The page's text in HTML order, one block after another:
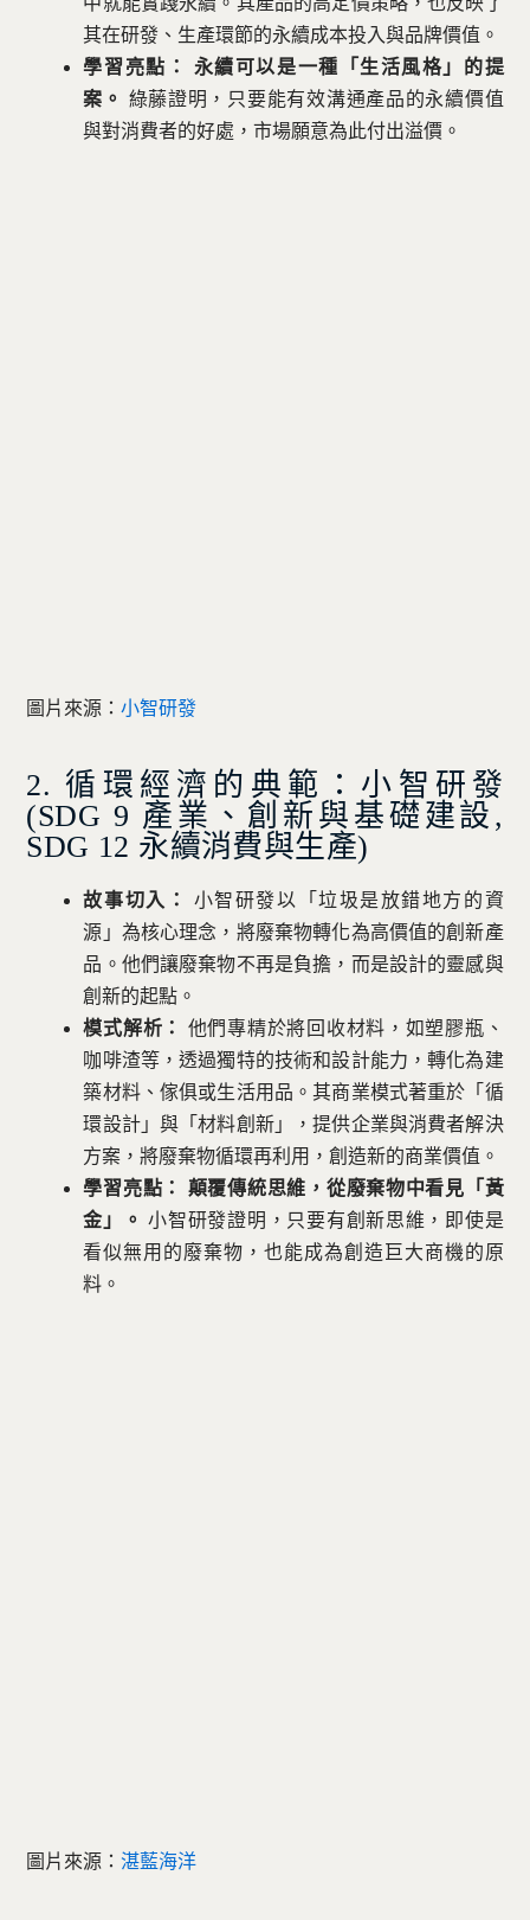
其在研發、生產環節的永續成本投入與品牌價值。
學習亮點：
永續可以是一種「生活風格」的提
案。
綠藤證明，只要能有效溝通產品的永續價值
與對消費者的好處，市場願意為此付出溢價。
圖片來源：小智研發
2. 循環經濟的典範：小智研發
(SDG 9 產業、創新與基礎建設,
SDG 12 永續消費與生產)
故事切入：
小智研發以「垃圾是放錯地方的資
源」為核心理念，將廢棄物轉化為高價值的創新產
品。他們讓廢棄物不再是負擔，而是設計的靈感與
創新的起點。
模式解析：
他們專精於將回收材料，如塑膠瓶、
咖啡渣等，透過獨特的技術和設計能力，轉化為建
築材料、傢俱或生活用品。其商業模式著重於「循
環設計」與「材料創新」，提供企業與消費者解決
方案，將廢棄物循環再利用，創造新的商業價值。
學習亮點：
顛覆傳統思維，從廢棄物中看見「黃
金」。 小智研發證明，只要有創新思維，即使是
看似無用的廢棄物，也能成為創造巨大商機的原
料。
圖片來源： 湛藍海洋